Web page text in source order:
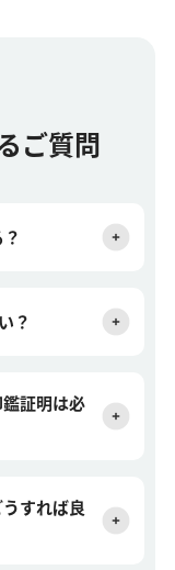
ご質問
？
証明は必
すれば良